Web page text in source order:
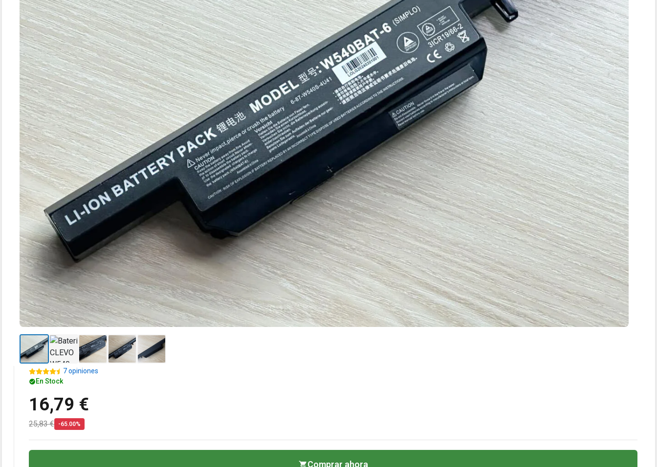
7 opiniones
En Stock
16,79 €
25,83 € -65.00%
Comprar ahora